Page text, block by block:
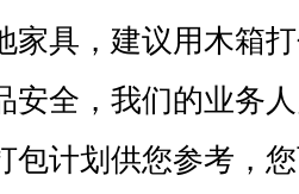
家具，建议用木箱
安全，我们的业务
包计划供您参考，